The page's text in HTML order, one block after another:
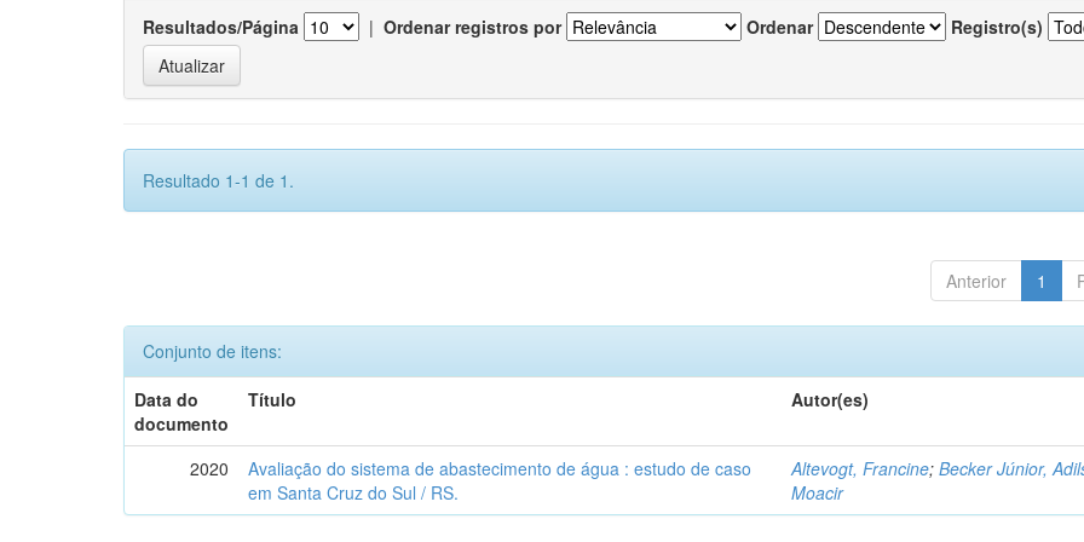
Resultados/Página | Ordenar registros por Ordenar Registro(s)
Resultado 1-1 de 1.
Anterior 1
Conjunto de itens:
Data do
documento
Título Autor(es)
2020
Avaliação do sistema de abastecimento de água : estudo de caso
em Santa Cruz do Sul / RS.
Altevogt, Francine;Becker Júnior,
Moacir